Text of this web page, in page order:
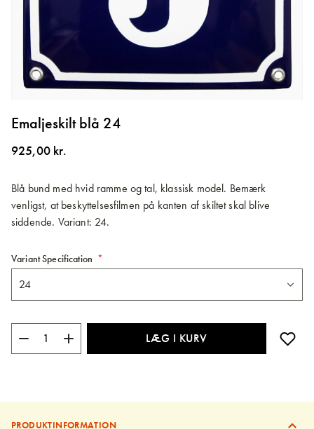
til
starten
billedgalleriet
Emaljeskilt blå 24
925,00 kr.
Blå bund med hvid ramme og tal, klassisk model. Bemærk
venligst, at beskyttelsesfilmen på kanten af skiltet skal blive
siddende. Variant: 24.
Variant Specification
LÆG I KURV
PRODUKTINFORMATION